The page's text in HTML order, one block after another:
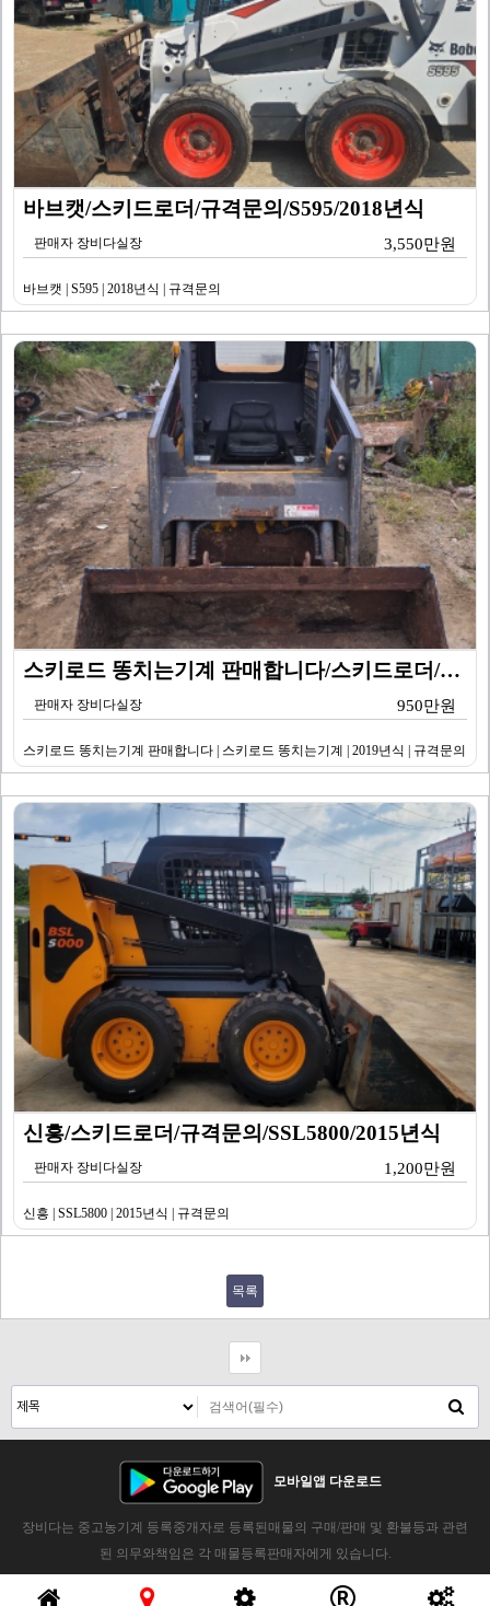
바브캣/스키드로더/규격문의/S595/2018년식
판매자 장비다실장 3,550만원
바브캣 | S595 | 2018년식 | 규격문의
스키로드 똥치는기계 판매합니다/스키드로더/규격문의/스키…
판매자 장비다실장 950만원
스키로드 똥치는기계 판매합니다 | 스키로드 똥치는기계 | 2019년식 | 규격문의
신흥/스키드로더/규격문의/SSL5800/2015년식
판매자 장비다실장 1,200만원
신흥 | SSL5800 | 2015년식 | 규격문의
목록
모바일앱 다운로드
장비다는 중고농기계 등록중개자로 등록된매물의 구매/판매 및 환불등과 관련
된 의무와책임은 각 매물등록판매자에게 있습니다.